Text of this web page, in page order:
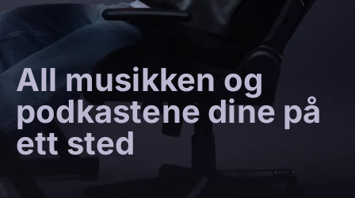
All musikken og
podkastene dine på
ett sted